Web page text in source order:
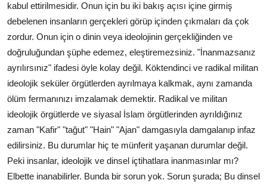
kabul ettirilmesidir. Onun için bu iki bakış açısı içine girmiş
debelenen insanların gerçekleri görüp içinden çıkmaları da çok
zordur. Onun için o dinin veya ideolojinin gerçekliğinden ve
doğruluğundan şüphe edemez, eleştiremezsiniz. "İnanmazsanız
ayrılırsınız" ifadesi öyle kolay değil. Köktendinci ve radikal militan
ideolojik seküler örgütlerden ayrılmaya kalkmak, aynı zamanda
ölüm fermanınızı imzalamak demektir. Radikal ve militan
ideolojik örgütlerde ve siyasal İslam örgütlerinden ayrıldığınız
zaman "Kafir" "tağut" "Hain" "Ajan" damgasıyla damgalanıp infaz
edilirsiniz. Bu durumlar hiç te münferit yaşanan durumlar değil.
Peki insanlar, ideolojik ve dinsel içtihatlara inanmasınlar mı?
Elbette inanabilirler. Bunda bir sorun yok. Sorun şurada; Bu dinsel